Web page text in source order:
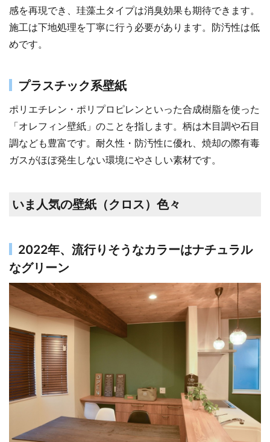
感を再現でき、珪藻土タイプは消臭効果も期待できます。
施工は下地処理を丁寧に行う必要があります。防汚性は低
めです。
プラスチック系壁紙
ポリエチレン・ポリプロピレンといった合成樹脂を使った
「オレフィン壁紙」のことを指します。柄は木目調や石目
調なども豊富です。耐久性・防汚性に優れ、焼却の際有毒
ガスがほぼ発生しない環境にやさしい素材です。
いま人気の壁紙（クロス）色々
2022年、流行りそうなカラーはナチュラル
なグリーン